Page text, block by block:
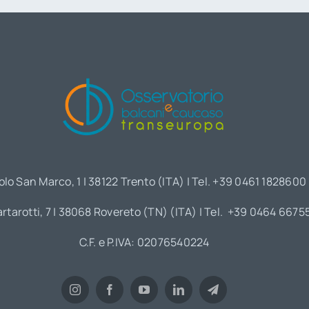
San Marco, 1 | 38122 Trento (ITA) | Tel. +39 0461 1828600
7 | 38068 Rovereto (TN) (ITA) | Tel. +39 0464
C.F. e P.IVA: 02076540224